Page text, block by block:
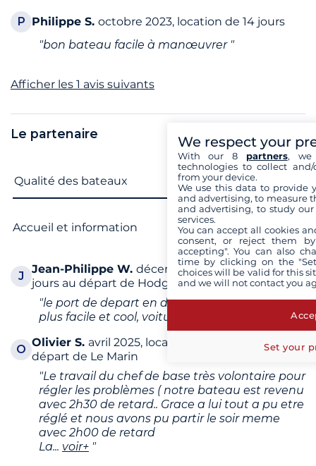
P Philippe S. octobre 2023, location de 14 jours
"bon bateau facile à manœuvrer "
Afficher les 1 avis suivants
Le partenaire
Superbe
297 avis sur le partenaire
(sur la destination)
Nom du critère Note
Qualité des bateaux
8,1
Accueil et information Très bien
J
Jean-Philippe W. décembre 2025, location de 11
jours au départ de Hodges Creek Marina
"le port de depart en dehors de road town,
plus facile et cool, voiture proche"
O
Olivier S. avril 2025, location de 10 jours au
départ de Le Marin
"Le travail du chef de base très volontaire pour
régler les problèmes ( notre bateau est revenu
avec 2h30 de retard.. Grace a lui tout a pu etre
réglé et nous avons pu partir le soir meme
avec 2h00 de retard
La... voir+ "
We respect your
With our 8 partners, we
technologies to collect
from your device.
We use this data to provide
and advertising, to measure
and advertising, to study
services.
You can accept all cookies
consent, or reject them
accepting". You can also
time by clicking on the
choices will be valid for this
and we will not contact you
Set your